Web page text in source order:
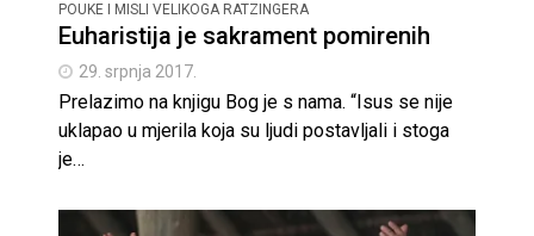
POUKE I MISLI VELIKOGA RATZINGERA
Euharistija je sakrament pomirenih
29. srpnja 2017.
Prelazimo na knjigu Bog je s nama. “Isus se nije
uklapao u mjerila koja su ljudi postavljali i stoga
je…